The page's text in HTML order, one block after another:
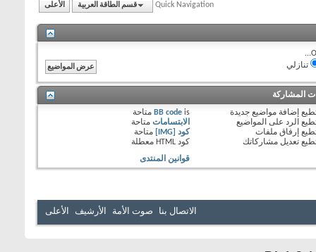
Quick Navigation قسم الطاقة العربية الأعلى
تنازلي
المشاركة
إضافة مواضيع جديدة
الرد على المواضيع
إرفاق ملفات
تعديل مشاركاتك
BB code is
متاحة
الابتسامات متاحة
كود [IMG]
متاحة
كود HTML
معطلة
قوانين المنتدى
الاتصال بنا صوت الأمة الأرشيف الأعلى